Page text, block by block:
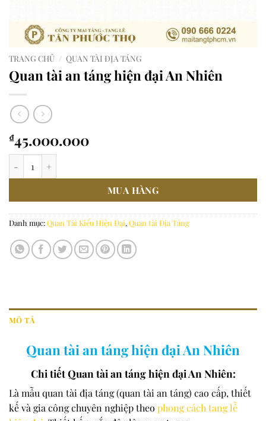
TRANG CHỦ / QUAN TÀI ĐỊA TÁNG
Quan tài an táng hiện đại An Nhiên
₫45.000.000
MUA HÀNG
Danh mục:Quan Tài Kiểu Hiện Đại, Quan tài Địa Táng
MÔ TẢ
Quan tài an táng hiện đại An Nhiên
Chi tiết Quan tài an táng hiện đại An Nhiên:
Là mẫu quan tài địa táng (quan tài an táng) cao cấp, thiết
kế và gia công chuyên nghiệp theo phong cách tang lễ